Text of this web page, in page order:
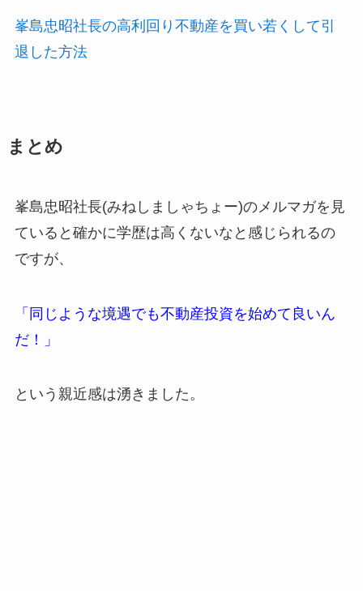
峯島忠昭社長の高利回り不動産を買い若くして引
退した方法
まとめ
峯島忠昭社長(みねしましゃちょー)のメルマガを見
ていると確かに学歴は高くないなと感じられるの
ですが、
「同じような境遇でも不動産投資を始めて良いん
だ！」
という親近感は湧きました。